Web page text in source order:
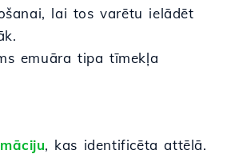
lai tos varētu ielādēt
emuāra tipa tīmekļa
, kas identificēta attēlā.